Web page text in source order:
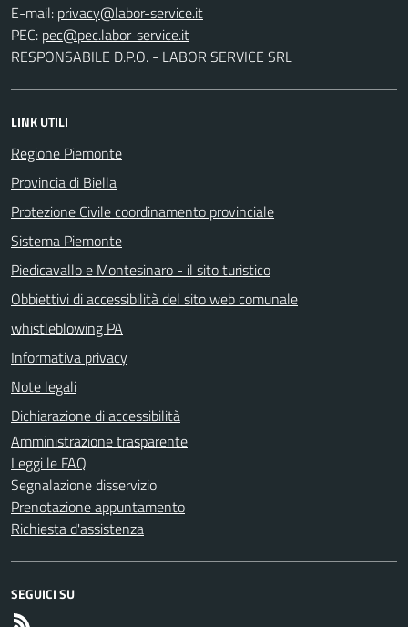
E-mail:
PEC:
RESPONSABILE D.P.O. - LABOR SERVICE SRL
LINK UTILI
Regione Piemonte
Provincia di Biella
Protezione Civile coordinamento provinciale
Sistema Piemonte
Piedicavallo e Montesinaro - il sito turistico
Obbiettivi di accessibilità del sito web comunale
whistleblowing PA
Informativa privacy
Note legali
Dichiarazione di accessibilità
Amministrazione trasparente
Leggi le FAQ
Segnalazione disservizio
Prenotazione appuntamento
Richiesta d'assistenza
SEGUICI SU